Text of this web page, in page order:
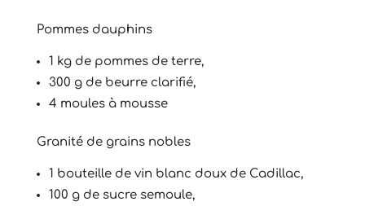
Pommes dauphins
1 kg de pommes de terre,
300 g de beurre clarifié,
4 moules à mousse
Granité de grains nobles
1 bouteille de vin blanc doux de Cadillac,
100 g de sucre semoule,